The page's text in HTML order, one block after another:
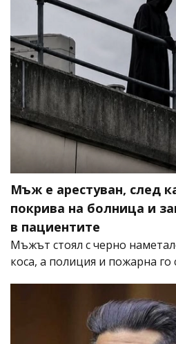
Мъж е арестуван, след
покрива на болница и
в пациентите
Мъжът стоял с черно
коса, а полиция и пожарна го